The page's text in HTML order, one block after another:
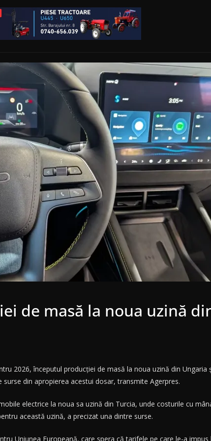
de masă la noua uzină
2026, începutul producţiei de masă la noua uzină din Ungaria
din apropierea acestui dosar, transmite Agerpres.
electrice la noua sa uzină din Turcia, unde costurile cu
această uzină, a precizat una dintre surse.
Uniunea Europeană, care spera că tarifele pe care le-a